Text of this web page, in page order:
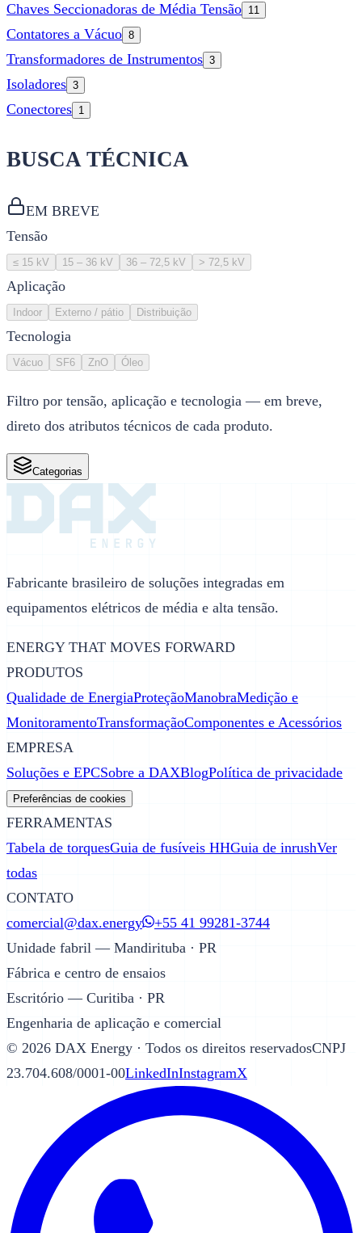
Chaves Seccionadoras de Média Tensão 11
Contatores a Vácuo 8
Transformadores de Instrumentos 3
Isoladores 3
Conectores 1
BUSCA TÉCNICA
EM BREVE
Tensão
≤ 15 kV 15 – 36 kV 36 – 72,5 kV > 72,5 kV
Aplicação
Indoor Externo / pátio Distribuição
Tecnologia
Vácuo SF6 ZnO Óleo
Filtro por tensão, aplicação e tecnologia — em breve,
direto dos atributos técnicos de cada produto.
Categorias
Fabricante brasileiro de soluções integradas em
equipamentos elétricos de média e alta tensão.
ENERGY THAT MOVES FORWARD
PRODUTOS
Qualidade de EnergiaProteçãoManobraMedição e
MonitoramentoTransformaçãoComponentes e Acessórios
EMPRESA
Soluções e EPCSobre a DAXBlogPolítica de privacidade
Preferências de cookies
FERRAMENTAS
Tabela de torquesGuia de fusíveis HHGuia de inrushVer
todas
CONTATO
comercial@dax.energy
+55 41 99281-3744
Unidade fabril — Mandirituba · PR
Fábrica e centro de ensaios
Escritório — Curitiba · PR
Engenharia de aplicação e comercial
© 2026 DAX Energy · Todos os direitos reservadosCNPJ
23.704.608/0001-00LinkedInInstagramX